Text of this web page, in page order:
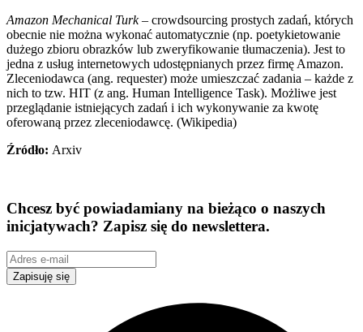
Amazon Mechanical Turk– crowdsourcing prostych zadań, których
obecnie nie można wykonać automatycznie (np. poetykietowanie
dużego zbioru obrazków lub zweryfikowanie tłumaczenia). Jest to
jedna z usług internetowych udostępnianych przez firmę Amazon.
Zleceniodawca (ang. requester) może umieszczać zadania – każde z
nich to tzw. HIT (z ang. Human Intelligence Task). Możliwe jest
przeglądanie istniejących zadań i ich wykonywanie za kwotę
oferowaną przez zleceniodawcę. (Wikipedia)
Źródło: Arxiv
Chcesz być powiadamiany na bieżąco o naszych
inicjatywach? Zapisz się do newslettera.
Zapisuję się